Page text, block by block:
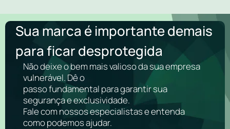
Sua marca é importante demais
para ficar desprotegida
Não deixe o bem mais valioso da sua empresa
vulnerável. Dê o
passo fundamental para garantir sua
segurança e exclusividade.
Fale com nossos especialistas e entenda
como podemos ajudar.